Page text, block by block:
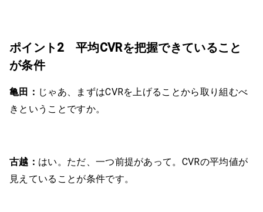
ポイント2 平均CVRを把握できていること
が条件
亀田： じゃあ、まずはCVRを上げることから取り組むべ
きということですか。
古越： はい。ただ、一つ前提があって。CVRの平均値が
見えていることが条件です。